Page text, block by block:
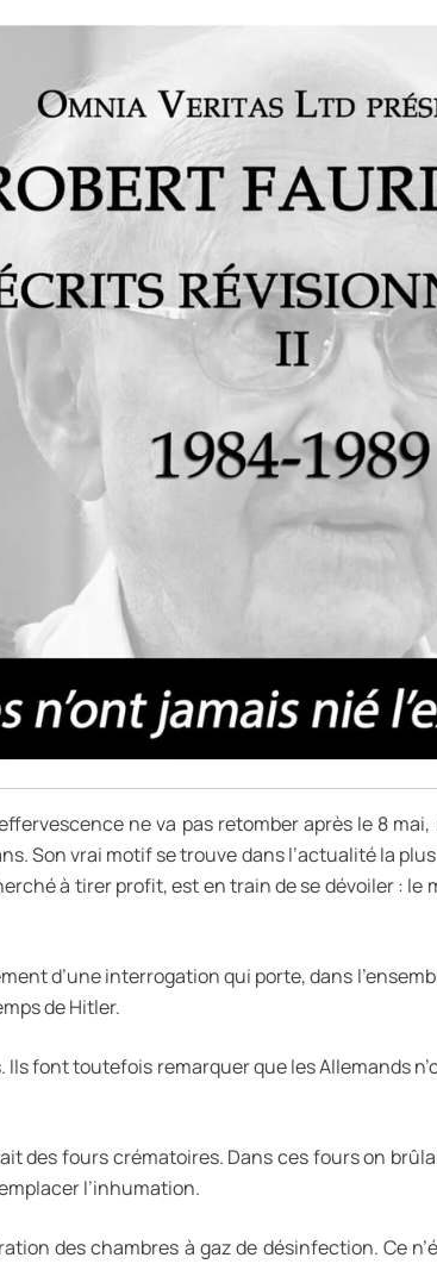
ne va pas retomber après le 8
Son vrai motif se trouve dans l’actualité la
à tirer profit, est en train de se dévoiler :
d’une interrogation qui porte, dans
de Hitler.
font toutefois remarquer que les Allemands
des fours crématoires. Dans ces fours on
l’inhumation.
des chambres à gaz de désinfection. Ce